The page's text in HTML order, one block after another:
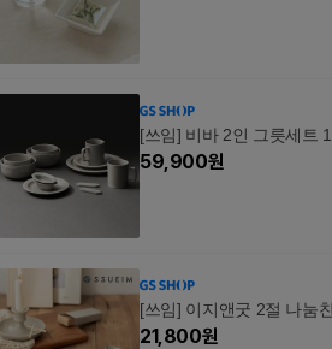
[쓰임] 비바 2인 그릇세트
59,900원
[쓰임] 이지앤굿 2절 나눔
21,800원